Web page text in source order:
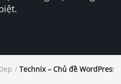
/ Technix – Chủ đề WordPress